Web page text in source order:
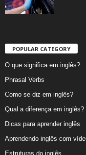
POPULAR CATEGORY
O que significa em inglês?
Phrasal Verbs
Como se diz em inglês?
Qual a diferença em inglês?
Dicas para aprender inglês
Aprendendo inglês com
Estruturas do inglês